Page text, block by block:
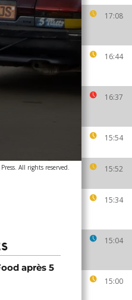
17:08
16:44
16:37
15:54
15:52
15:34
15:04
15:00
All rights reserved.
après 5